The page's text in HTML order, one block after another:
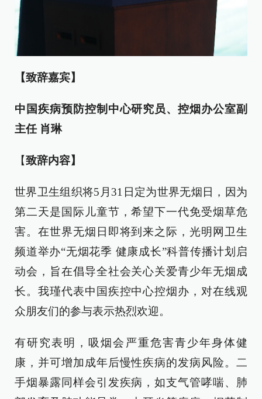
【致辞嘉宾】
中国疾病预防控制中心研究员、控烟办公室副
主任 肖琳
【致辞内容】
世界卫生组织将5月31日定为世界无烟日，因为
第二天是国际儿童节，希望下一代免受烟草危
害。在世界无烟日即将到来之际，光明网卫生
频道举办“无烟花季 健康成长”科普传播计划启
动会，旨在倡导全社会关心关爱青少年无烟成
长。我瑾代表中国疾控中心控烟办，对在线观
众朋友们的参与表示热烈欢迎。
有研究表明，吸烟会严重危害青少年身体健
康，并可增加成年后慢性疾病的发病风险。二
手烟暴露同样会引发疾病，如支气管哮喘、肺